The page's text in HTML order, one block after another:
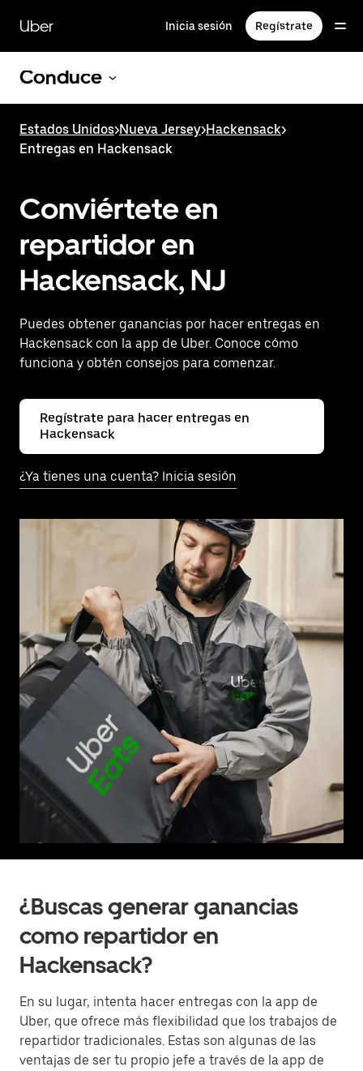
contenido
principal
Uber Inicia sesión Regístrate
Conduce
Estados Unidos>Nueva Jersey>Hackensack>
Entregas en Hackensack
Conviértete en
repartidor en
Hackensack, NJ
Puedes obtener ganancias por hacer entregas en
Hackensack con la app de Uber. Conoce cómo
funciona y obtén consejos para comenzar.
Regístrate para hacer entregas en
Hackensack
¿Ya tienes una cuenta? Inicia sesión
¿Buscas generar ganancias
como repartidor en
Hackensack?
En su lugar, intenta hacer entregas con la app de
Uber, que ofrece más flexibilidad que los trabajos de
repartidor tradicionales. Estas son algunas de las
ventajas de ser tu propio jefe a través de la app de